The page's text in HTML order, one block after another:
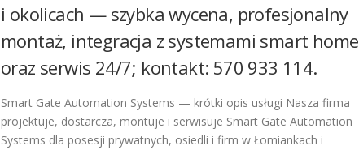
i okolicach — szybka wycena, profesjonalny
montaż, integracja z systemami smart home
oraz serwis 24/7; kontakt: 570 933 114.
Smart Gate Automation Systems — krótki opis usługi Nasza firma
projektuje, dostarcza, montuje i serwisuje Smart Gate Automation
Systems dla posesji prywatnych, osiedli i firm w Łomiankach i